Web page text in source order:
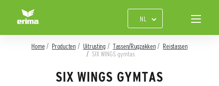
Home Producten Uitrusting Tassen/Rugzakken
Reistassen
SIX WINGS gymtas
SIX WINGS GYMTAS